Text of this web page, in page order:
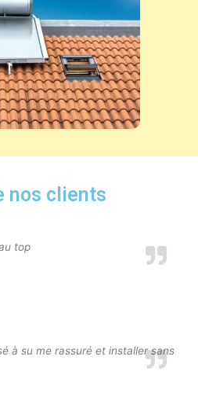
nos clients
top
à su me rassuré et installer sans